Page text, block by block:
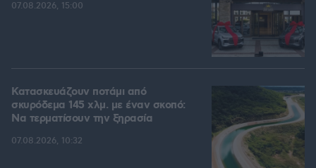
07.08.2026, 15:00
Κατασκευάζουν ποτάμι από
σκυρόδεμα 145 χλμ. με έναν σκοπό:
Να τερματίσουν την ξηρασία
07.08.2026, 10:32